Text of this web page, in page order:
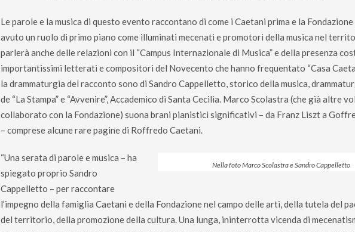
Le parole e la musica di questo evento raccontano di come i Caetani prima e la
avuto un ruolo di primo piano come illuminati mecenati e promotori della musica nel
parlerà anche delle relazioni con il “Campus Internazionale di Musica” e della presenza
importantissimi letterati e compositori del Novecento che hanno frequentato “Casa
la drammaturgia del racconto sono di Sandro Cappelletto, storico della musica,
de “La Stampa” e “Avvenire”, Accademico di Santa Cecilia. Marco Scolastra (che già altre
collaborato con la Fondazione) suona brani pianistici significativi – da Franz Liszt a
– comprese alcune rare pagine di Roffredo Caetani.
Nella foto Marco Scolastra e Sandro Cappelletto
“Una serata di parole e musica – ha
spiegato proprio Sandro
Cappelletto – per raccontare
l’impegno della famiglia Caetani e della Fondazione nel campo delle arti, della tutela del
del territorio, della promozione della cultura. Una lunga, ininterrotta vicenda di